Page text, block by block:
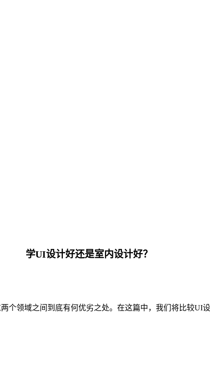
学UI设计好还是室内设计好？
个领域之间到底有何优劣之处。在这篇中，我们将比较UI